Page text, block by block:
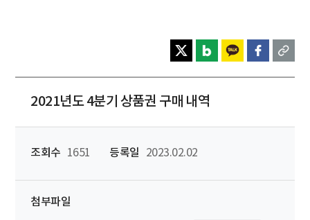
2021년도 4분기 상품권 구매 내역
조회수 1651 등록일 2023.02.02
첨부파일